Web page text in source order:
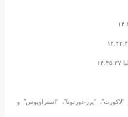
“پرز-دورتونا”، “استراویوس” و